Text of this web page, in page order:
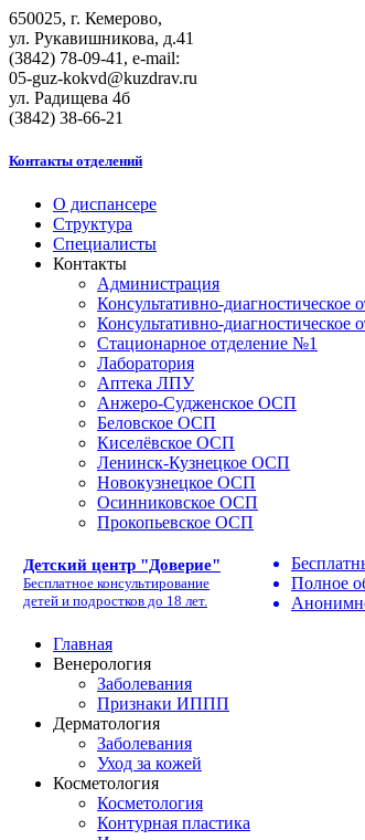
650025, г. Кемерово,
ул. Рукавишникова, д.41
(3842) 78-09-41, e-mail:
05-guz-kоkvd@kuzdrаv.ru
ул. Радищева 4б
(3842) 38-66-21
Контакты отделений
О диспансере
Структура
Специалисты
Контакты
Администрация
Консультативно-диагностическое
Консультативно-диагностическое
Стационарное отделение №1
Лаборатория
Аптека ЛПУ
Анжеро-Судженское ОСП
Беловское ОСП
Киселёвское ОСП
Ленинск-Кузнецкое ОСП
Новокузнецкое ОСП
Осинниковское ОСП
Прокопьевское ОСП
Детский центр "Доверие"
Бесплатное консультирование
детей и подростков до 18 лет.
Полное
Главная
Венерология
Заболевания
Признаки ИППП
Дерматология
Заболевания
Уход за кожей
Косметология
Косметология
Контурная пластика